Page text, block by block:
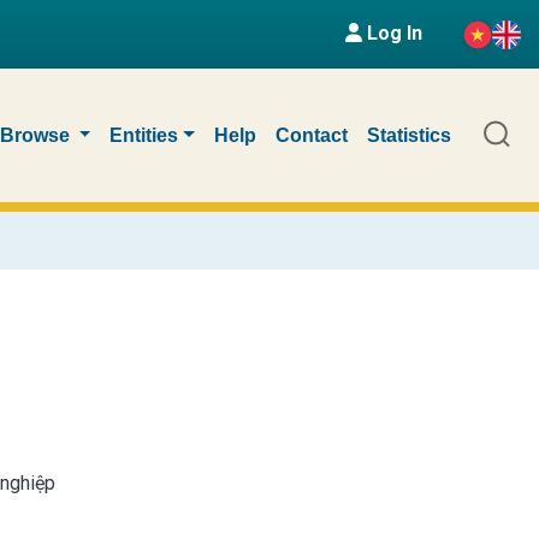
Log In
Browse Entities Help Contact Statistics